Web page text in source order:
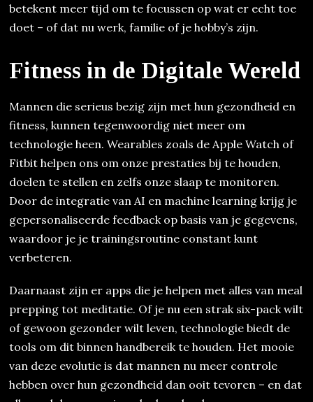
betekent meer tijd om te focussen op wat er echt toe
doet – of dat nu werk, familie of je hobby’s zijn.
Fitness in de Digitale Wereld
Mannen die serieus bezig zijn met hun gezondheid en
fitness, kunnen tegenwoordig niet meer om
technologie heen. Wearables zoals de Apple Watch of
Fitbit helpen ons om onze prestaties bij te houden,
doelen te stellen en zelfs onze slaap te monitoren.
Door de integratie van AI en machine learning krijg je
gepersonaliseerde feedback op basis van je gegevens,
waardoor je je trainingsroutine constant kunt
verbeteren.
Daarnaast zijn er apps die je helpen met alles van meal
prepping tot meditatie. Of je nu een strak six-pack wilt
of gewoon gezonder wilt leven, technologie biedt de
tools om dit binnen handbereik te houden. Het mooie
van deze evolutie is dat mannen nu meer controle
hebben over hun gezondheid dan ooit tevoren – en dat